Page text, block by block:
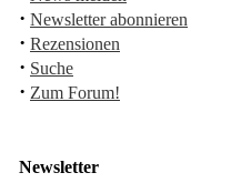
· Newsletter abonnieren
· Rezensionen
· Suche
· Zum Forum!
Newsletter